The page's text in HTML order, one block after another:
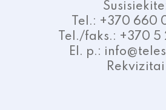
Tel.: +370 660
Tel./faks.: +370 5
El. p.:
Rekvizitai